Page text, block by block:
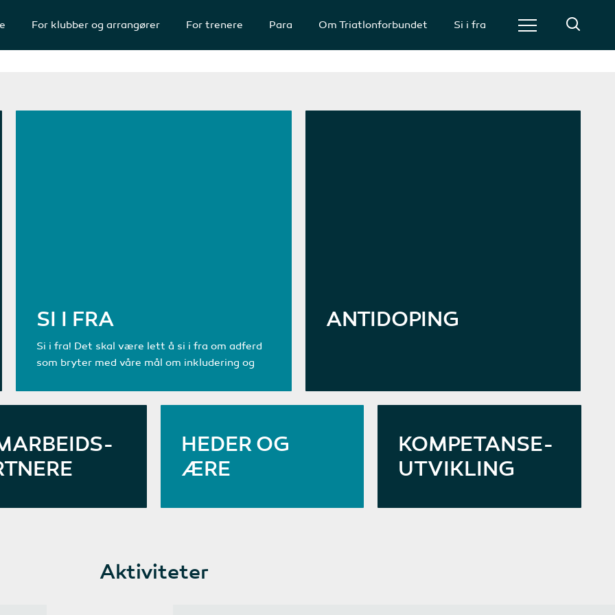
For klubber og arrangører For trenere Para Om Triatlonforbundet Si i fra
SI I FRA
Si i fra! Det skal være lett å si i fra om adferd
som bryter med våre mål om inkludering og
forhold. Vi har en varslingskanal som utøvere,
LES MER
ANTIDOPING
LES MER
HEDER OG
ÆRE
KOMPETANSE-
UTVIKLING
Aktiviteter